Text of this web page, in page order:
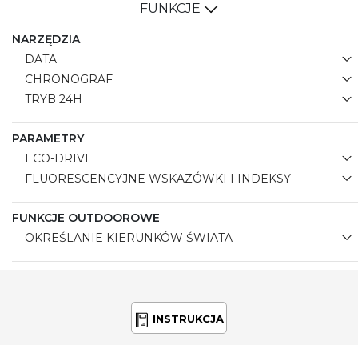
FUNKCJE
NARZĘDZIA
DATA
CHRONOGRAF
TRYB 24H
PARAMETRY
ECO-DRIVE
FLUORESCENCYJNE WSKAZÓWKI I INDEKSY
FUNKCJE OUTDOOROWE
OKREŚLANIE KIERUNKÓW ŚWIATA
INSTRUKCJA